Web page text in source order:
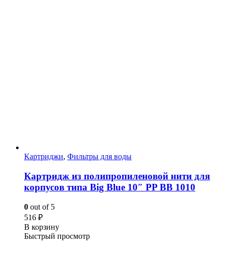
Картриджи, Фильтры для воды
Картридж из полипропиленовой нити для
корпусов типа Big Blue 10″ PP BB 1010
0 out of 5
516 ₽
В корзину
Быстрый просмотр